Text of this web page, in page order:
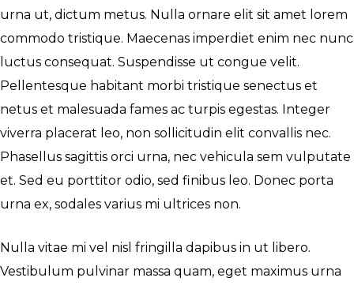
urna ut, dictum metus. Nulla ornare elit sit amet lorem
commodo tristique. Maecenas imperdiet enim nec nunc
luctus consequat. Suspendisse ut congue velit.
Pellentesque habitant morbi tristique senectus et
netus et malesuada fames ac turpis egestas. Integer
viverra placerat leo, non sollicitudin elit convallis nec.
Phasellus sagittis orci urna, nec vehicula sem vulputate
et. Sed eu porttitor odio, sed finibus leo. Donec porta
urna ex, sodales varius mi ultrices non.
Nulla vitae mi vel nisl fringilla dapibus in ut libero.
Vestibulum pulvinar massa quam, eget maximus urna